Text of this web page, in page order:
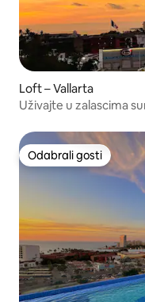
Loft – Vallarta
Uživajte u zalascima
Odabrali gosti
Odabrali gosti